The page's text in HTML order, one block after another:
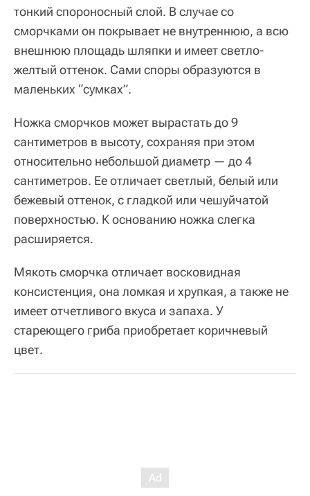
тонкий спороносный слой. В случае со
сморчками он покрывает не внутреннюю, а всю
внешнюю площадь шляпки и имеет светло-
желтый оттенок. Сами споры образуются в
маленьких “сумках”.
Ножка сморчков может вырастать до 9
сантиметров в высоту, сохраняя при этом
относительно небольшой диаметр — до 4
сантиметров. Ее отличает светлый, белый или
бежевый оттенок, с гладкой или чешуйчатой
поверхностью. К основанию ножка слегка
расширяется.
Мякоть сморчка отличает восковидная
консистенция, она ломкая и хрупкая, а также не
имеет отчетливого вкуса и запаха. У
стареющего гриба приобретает коричневый
цвет.